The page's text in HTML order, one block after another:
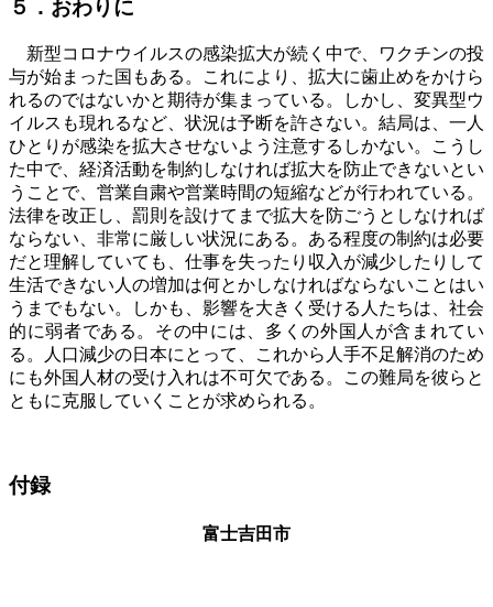
５．おわりに
新型コロナウイルスの感染拡大が続く中で、ワクチンの投
与が始まった国もある。これにより、拡大に歯止めをかけら
れるのではないかと期待が集まっている。しかし、変異型ウ
イルスも現れるなど、状況は予断を許さない。結局は、一人
ひとりが感染を拡大させないよう注意するしかない。
こうし
た中で、経済活動を制約しなければ拡大を防止できないとい
うことで、営業自粛や営業時間の短縮などが行われている。
法律を改正し、罰則を設けてまで拡大を防ごうとしなければ
ならない、非常に厳しい状況にある。ある程度の制約は必要
だと理解していても、仕事を失ったり収入が減少したりして
生活できない人の増加は何とかしなければならないことはい
うまでもない。しかも、影響を大きく受ける人たちは、社会
的に弱者である。その中には、多くの外国人が含まれてい
る。人口減少の日本にとって、これから人手不足解消のため
にも外国人材の受け入れは不可欠である。この難局を彼らと
ともに克服していくことが求められる。
付録
富士吉田市